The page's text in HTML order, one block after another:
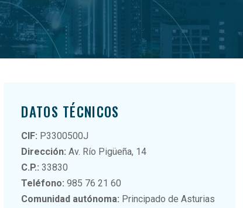
DATOS TÉCNICOS
CIF: P3300500J
Dirección: Av. Río Pigüeña, 14
C.P.: 33830
Teléfono: 985 76 21 60
Comunidad autónoma: Principado de Asturias